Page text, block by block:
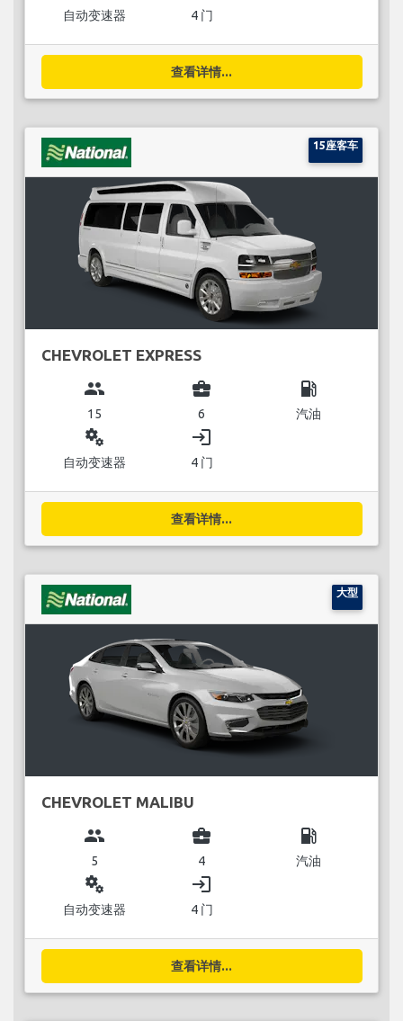
自动变速器 4 门
查看详情...
15座客车
CHEVROLET EXPRESS
group
15
business_center
6
local_gas_station
汽油
miscellaneous_services
自动变速器
login
4 门
查看详情...
大型
CHEVROLET MALIBU
group
5
business_center
4
local_gas_station
汽油
miscellaneous_services
自动变速器
login
4 门
查看详情...